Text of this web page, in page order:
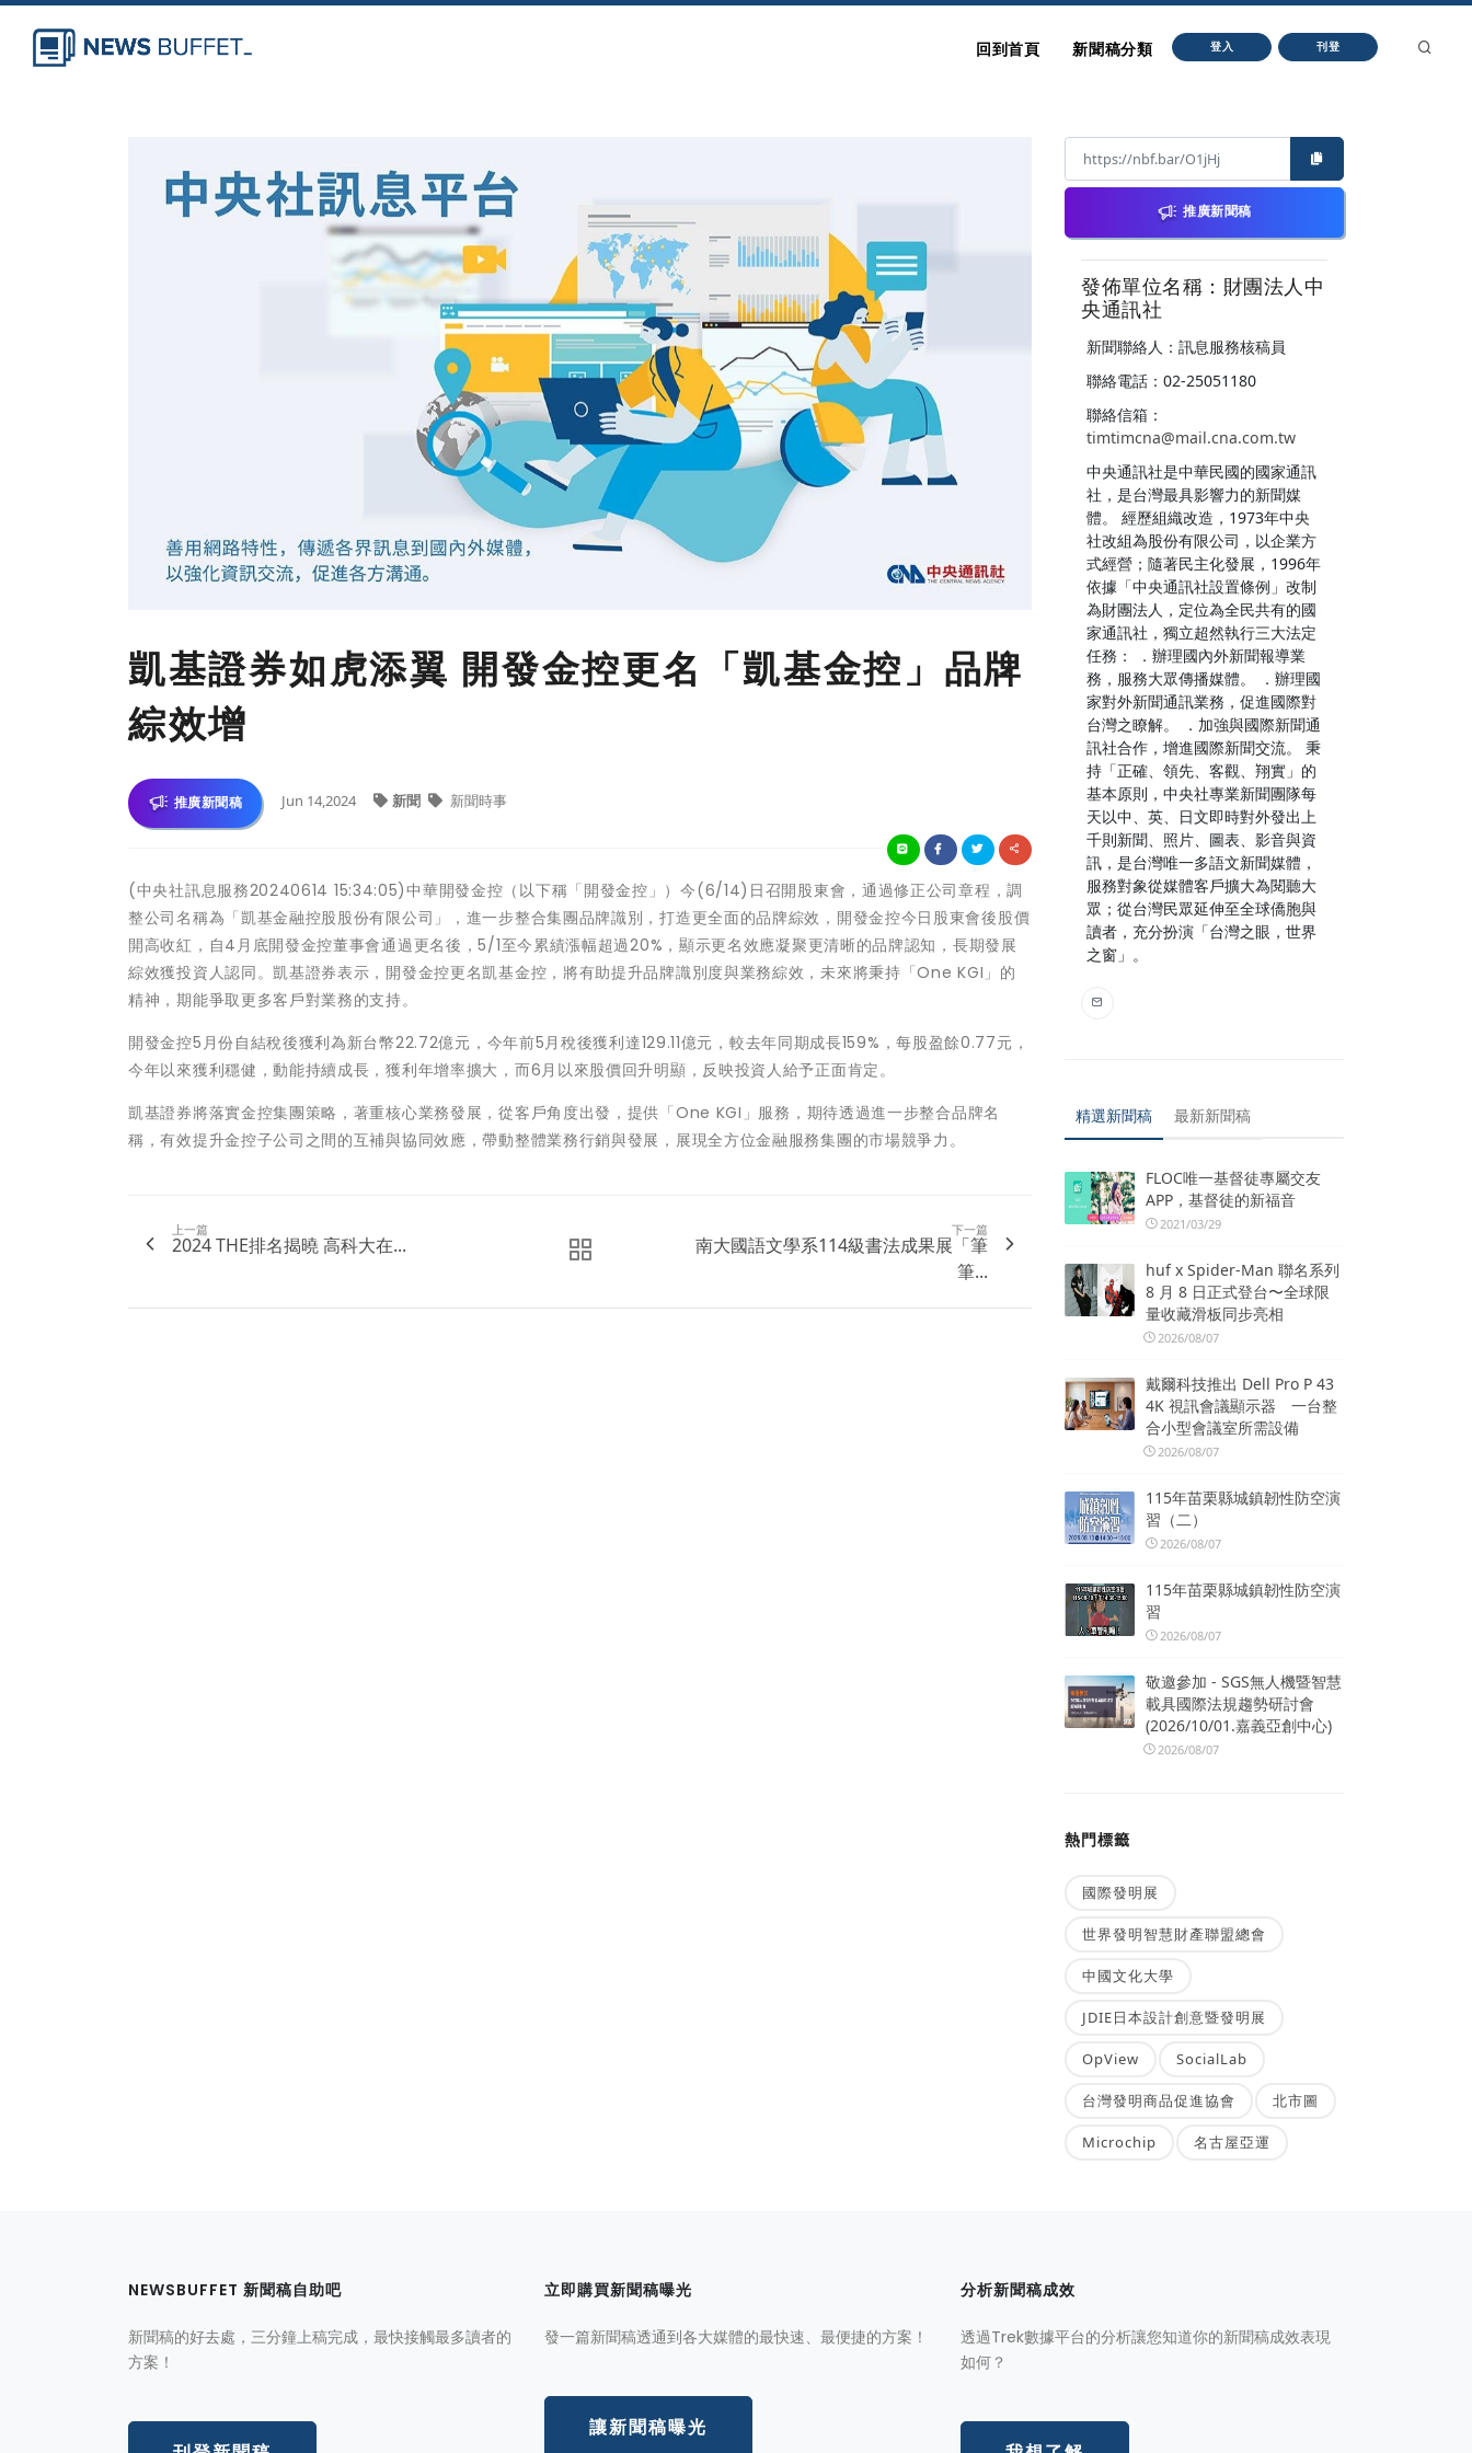
回到首頁 新聞稿分類 登入 刊登
凱基證券如虎添翼 開發金控更名「凱基金控」品牌
綜效增
推廣新聞稿 Jun 14,2024 新聞 新聞時事
(中央社訊息服務20240614 15:34:05)中華開發金控（以下稱「開發金控」）今(6/14)日召開股東會，通過修正公司章程，調
整公司名稱為「凱基金融控股股份有限公司」，進一步整合集團品牌識別，打造更全面的品牌綜效，開發金控今日股東會後股價
開高收紅，自4月底開發金控董事會通過更名後，5/1至今累績漲幅超過20%，顯示更名效應凝聚更清晰的品牌認知，長期發展
綜效獲投資人認同。凱基證券表示，開發金控更名凱基金控，將有助提升品牌識別度與業務綜效，未來將秉持「One KGI」的
精神，期能爭取更多客戶對業務的支持。
開發金控5月份自結稅後獲利為新台幣22.72億元，今年前5月稅後獲利達129.11億元，較去年同期成長159%，每股盈餘0.77元，
今年以來獲利穩健，動能持續成長，獲利年增率擴大，而6月以來股價回升明顯，反映投資人給予正面肯定。
凱基證券將落實金控集團策略，著重核心業務發展，從客戶角度出發，提供「One KGI」服務，期待透過進一步整合品牌名
稱，有效提升金控子公司之間的互補與協同效應，帶動整體業務行銷與發展，展現全方位金融服務集團的市場競爭力。
上一篇
2024 THE排名揭曉 高科大在...
下一篇
南大國語文學系114級書法成果展「筆
筆...
推廣新聞稿
發佈單位名稱：財團法人中
央通訊社
新聞聯絡人：訊息服務核稿員
聯絡電話：02-25051180
聯絡信箱：
timtimcna@mail.cna.com.tw
中央通訊社是中華民國的國家通訊
社，是台灣最具影響力的新聞媒
體。 經歷組織改造，1973年中央
社改組為股份有限公司，以企業方
式經營；隨著民主化發展，1996年
依據「中央通訊社設置條例」改制
為財團法人，定位為全民共有的國
家通訊社，獨立超然執行三大法定
任務： ．辦理國內外新聞報導業
務，服務大眾傳播媒體。 ．辦理國
家對外新聞通訊業務，促進國際對
台灣之瞭解。 ．加強與國際新聞通
訊社合作，增進國際新聞交流。 秉
持「正確、領先、客觀、翔實」的
基本原則，中央社專業新聞團隊每
天以中、英、日文即時對外發出上
千則新聞、照片、圖表、影音與資
訊，是台灣唯一多語文新聞媒體，
服務對象從媒體客戶擴大為閱聽大
眾；從台灣民眾延伸至全球僑胞與
讀者，充分扮演「台灣之眼，世界
之窗」。
精選新聞稿 最新新聞稿
FLOC唯一基督徒專屬交友
APP，基督徒的新福音
2021/03/29
huf x Spider-Man 聯名系列
8 月 8 日正式登台〜全球限
量收藏滑板同步亮相
2026/08/07
戴爾科技推出 Dell Pro P 43
4K 視訊會議顯示器 一台整
合小型會議室所需設備
2026/08/07
115年苗栗縣城鎮韌性防空演
習（二）
2026/08/07
115年苗栗縣城鎮韌性防空演
習
2026/08/07
敬邀參加 - SGS無人機暨智慧
載具國際法規趨勢研討會
(2026/10/01.嘉義亞創中心)
2026/08/07
熱門標籤
國際發明展
世界發明智慧財產聯盟總會
中國文化大學
JDIE日本設計創意暨發明展
OpView SocialLab
台灣發明商品促進協會 北市圖
Microchip 名古屋亞運
NEWSBUFFET 新聞稿自助吧
新聞稿的好去處，三分鐘上稿完成，最快接觸最多讀者的
方案！
立即購買新聞稿曝光
發一篇新聞稿透通到各大媒體的最快速、最便捷的方案！
讓新聞稿曝光
分析新聞稿成效
透過Trek數據平台的分析讓您知道你的新聞稿成效表現
如何？